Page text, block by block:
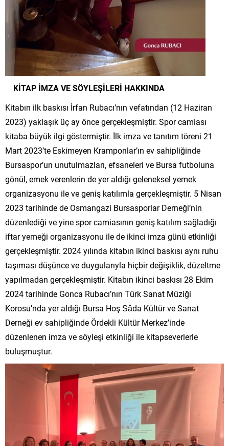
KİTAP İMZA VE SÖYLEŞİLERİ HAKKINDA
Kitabın ilk baskısı İrfan Rubacı’nın vefatından (12 Haziran
2023) yaklaşık üç ay önce gerçekleşmiştir. Spor camiası
kitaba büyük ilgi göstermiştir. İlk imza ve tanıtım töreni 21
Mart 2023’te Eskimeyen Kramponlar’ın ev sahipliğinde
Bursaspor’un unutulmazları, efsaneleri ve Bursa futboluna
gönül, emek verenlerin de yer aldığı geleneksel yemek
organizasyonu ile ve geniş katılımla gerçekleşmiştir. 5 Nisan
2023 tarihinde de Osmangazi Bursasporlar Derneği’nin
düzenlediği ve yine spor camiasının geniş katılım sağladığı
iftar yemeği organizasyonu ile de ikinci imza günü etkinliği
gerçekleşmiştir. 2024 yılında kitabın ikinci baskısı aynı ruhu
taşıması düşünce ve duygularıyla hiçbir değişiklik, düzeltme
yapılmadan gerçekleşmiştir. Kitabın ikinci baskısı 28 Ekim
2024 tarihinde Gonca Rubacı’nın Türk Sanat Müziği
Korosu’nda yer aldığı Bursa Hoş Sâda Kültür ve Sanat
Derneği ev sahipliğinde Ördekli Kültür Merkez’inde
düzenlenen imza ve söyleşi etkinliği ile kitapseverlerle
buluşmuştur.